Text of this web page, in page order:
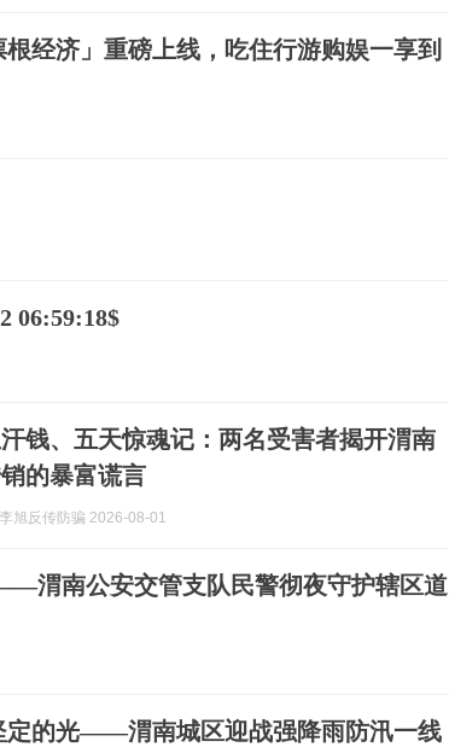
经济」重磅上线，吃住行游购娱一享到
06:59:18$
钱、五天惊魂记：两名受害者揭开渭南
的暴富谎言
李旭反传防骗 2026-08-01
渭南公安交管支队民警彻夜守护辖区道
定的光——渭南城区迎战强降雨防汛一线